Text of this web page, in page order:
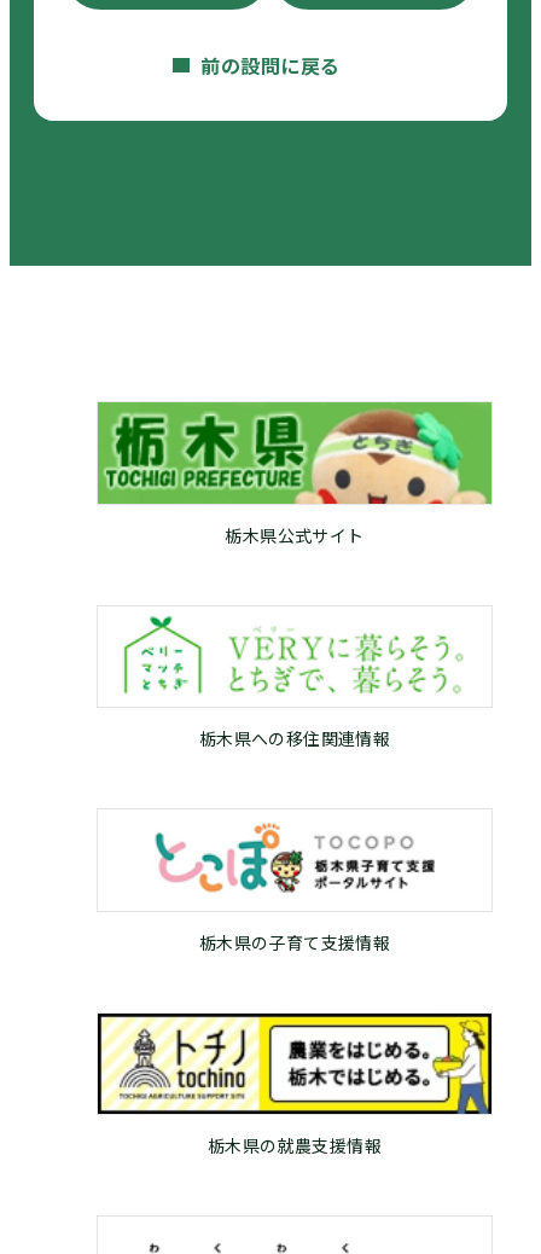
前の設問に戻る
栃木県公式サイト
栃木県への移住関連情報
栃木県の子育て支援情報
栃木県の就農支援情報